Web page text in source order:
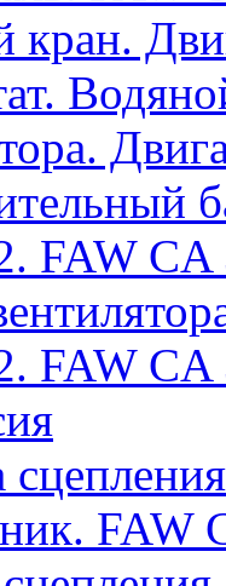
кран.
FAW CA
FAW CA
FAW